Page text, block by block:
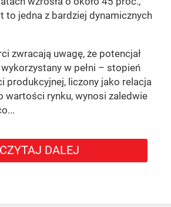
to jedna z bardziej dynamicznych
zwracają uwagę, że potencjał
w pełni – stopień
produkcyjnej, liczony jako relacja
wartości rynku, wynosi zaledwie
CZYTAJ DALEJ